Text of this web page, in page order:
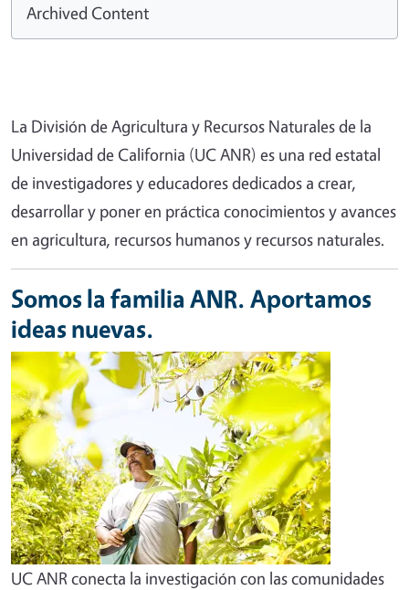
Archived Content
La División de Agricultura y Recursos Naturales de la
Universidad de California (UC ANR) es una red estatal
de investigadores y educadores dedicados a crear,
desarrollar y poner en práctica conocimientos y avances
en agricultura, recursos humanos y recursos naturales.
Somos la familia ANR. Aportamos
ideas nuevas.
UC ANR conecta la investigación con las comunidades